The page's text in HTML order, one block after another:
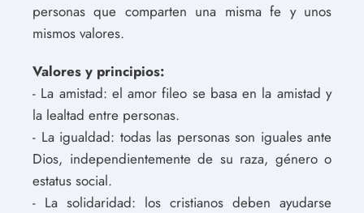
personas que comparten una misma fe y unos
mismos valores.
Valores y principios:
- La amistad: el amor fileo se basa en la amistad y
la lealtad entre personas.
- La igualdad: todas las personas son iguales ante
Dios, independientemente de su raza, género o
estatus social.
- La solidaridad: los cristianos deben ayudarse